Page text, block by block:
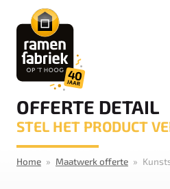
OFFERTE DETAIL
STEL HET PRODUCT
Home Maatwerk offerte